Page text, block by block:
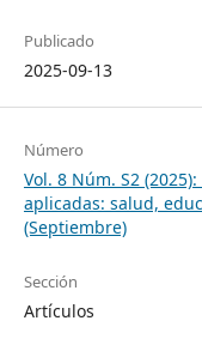
Publicado
2025-09-13
Número
Vol. 8 Núm. S2
aplicadas: salud,
(Septiembre)
Sección
Artículos